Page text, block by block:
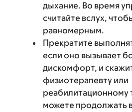
дыхание. Во время
считайте вслух,
равномерным.
Прекратите
если оно вызывает
дискомфорт, и
физиотерапевту или
реабилитационному
можете продолжать